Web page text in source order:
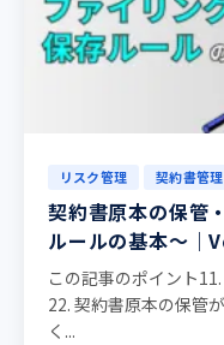
リスク管理 契約書管理
契約書原本の保管
ルールの基本～｜
この記事のポイント
22. 契約書原本の保管
く...